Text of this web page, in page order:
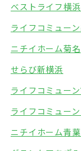
ベストライフ横
ライフコミュー
ニチイホーム菊名
せらび新横浜
ライフコミュー
ライフコミュー
ニチイホーム青